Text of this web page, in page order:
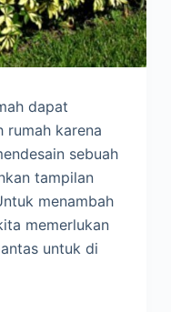
dapat
rumah karena
sebuah
tampilan
menambah
memerlukan
untuk di